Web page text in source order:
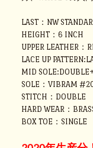
LAST：NW
HEIGHT：6 INCH
UPPER LEATHER：
LACE UP
MID
SOLE：VIBRAM
STITCH：DOUBLE
HARD WEAR：
BOX TOE：SINGLE